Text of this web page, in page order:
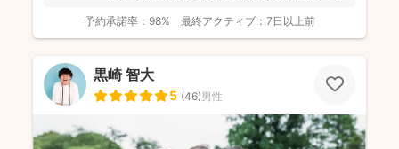
予約承諾率： 98% 最終アクティブ： 7日以上前
黒崎 智大
5 (46)男性